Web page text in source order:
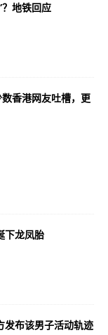
地铁回应
香港网友吐槽，更
下龙凤胎
发布该男子活动轨迹